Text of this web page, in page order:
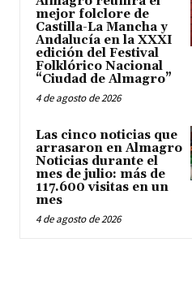
mejor folclore de
Castilla-La Mancha y
Andalucía en la XXXI
edición del Festival
Folklórico Nacional
“Ciudad de Almagro”
4 de agosto de 2026
Las cinco noticias que
arrasaron en Almagro
Noticias durante el
mes de julio: más de
117.600 visitas en un
mes
4 de agosto de 2026